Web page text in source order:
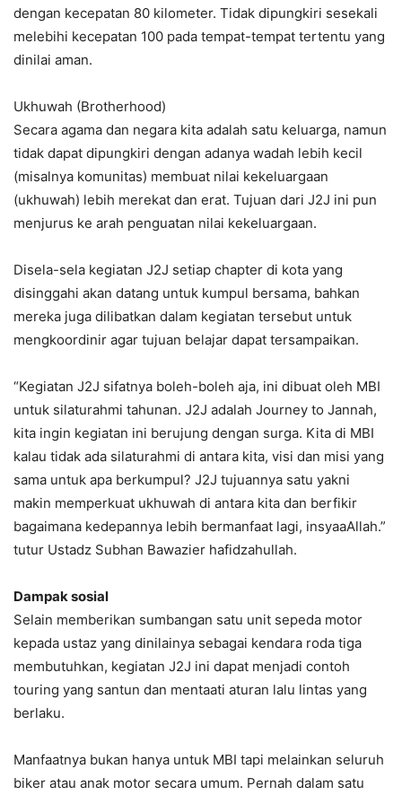
dengan kecepatan 80 kilometer. Tidak dipungkiri sesekali
melebihi kecepatan 100 pada tempat-tempat tertentu yang
dinilai aman.
Ukhuwah (Brotherhood)
Secara agama dan negara kita adalah satu keluarga, namun
tidak dapat dipungkiri dengan adanya wadah lebih kecil
(misalnya komunitas) membuat nilai kekeluargaan
(ukhuwah) lebih merekat dan erat. Tujuan dari J2J ini pun
menjurus ke arah penguatan nilai kekeluargaan.
Disela-sela kegiatan J2J setiap chapter di kota yang
disinggahi akan datang untuk kumpul bersama, bahkan
mereka juga dilibatkan dalam kegiatan tersebut untuk
mengkoordinir agar tujuan belajar dapat tersampaikan.
“Kegiatan J2J sifatnya boleh-boleh aja, ini dibuat oleh MBI
untuk silaturahmi tahunan. J2J adalah Journey to Jannah,
kita ingin kegiatan ini berujung dengan surga. Kita di MBI
kalau tidak ada silaturahmi di antara kita, visi dan misi yang
sama untuk apa berkumpul? J2J tujuannya satu yakni
makin memperkuat ukhuwah di antara kita dan berfikir
bagaimana kedepannya lebih bermanfaat lagi, insyaaAllah.”
tutur Ustadz Subhan Bawazier hafidzahullah.
Dampak sosial
Selain memberikan sumbangan satu unit sepeda motor
kepada ustaz yang dinilainya sebagai kendara roda tiga
membutuhkan, kegiatan J2J ini dapat menjadi contoh
touring yang santun dan mentaati aturan lalu lintas yang
berlaku.
Manfaatnya bukan hanya untuk MBI tapi melainkan seluruh
biker atau anak motor secara umum. Pernah dalam satu